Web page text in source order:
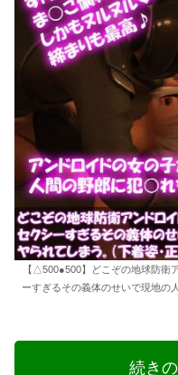
【△500●500】どこぞの地球防衛
ーすぎるその義体のせいで現地の
続き